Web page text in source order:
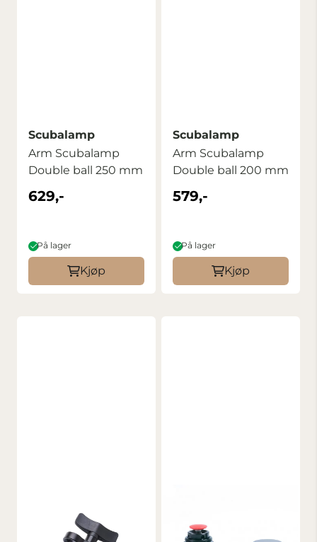
Scubalamp
Arm Scubalamp
Double ball 250 mm
629,-
På lager
Kjøp
Scubalamp
Arm Scubalamp
Double ball 200 mm
579,-
På lager
Kjøp